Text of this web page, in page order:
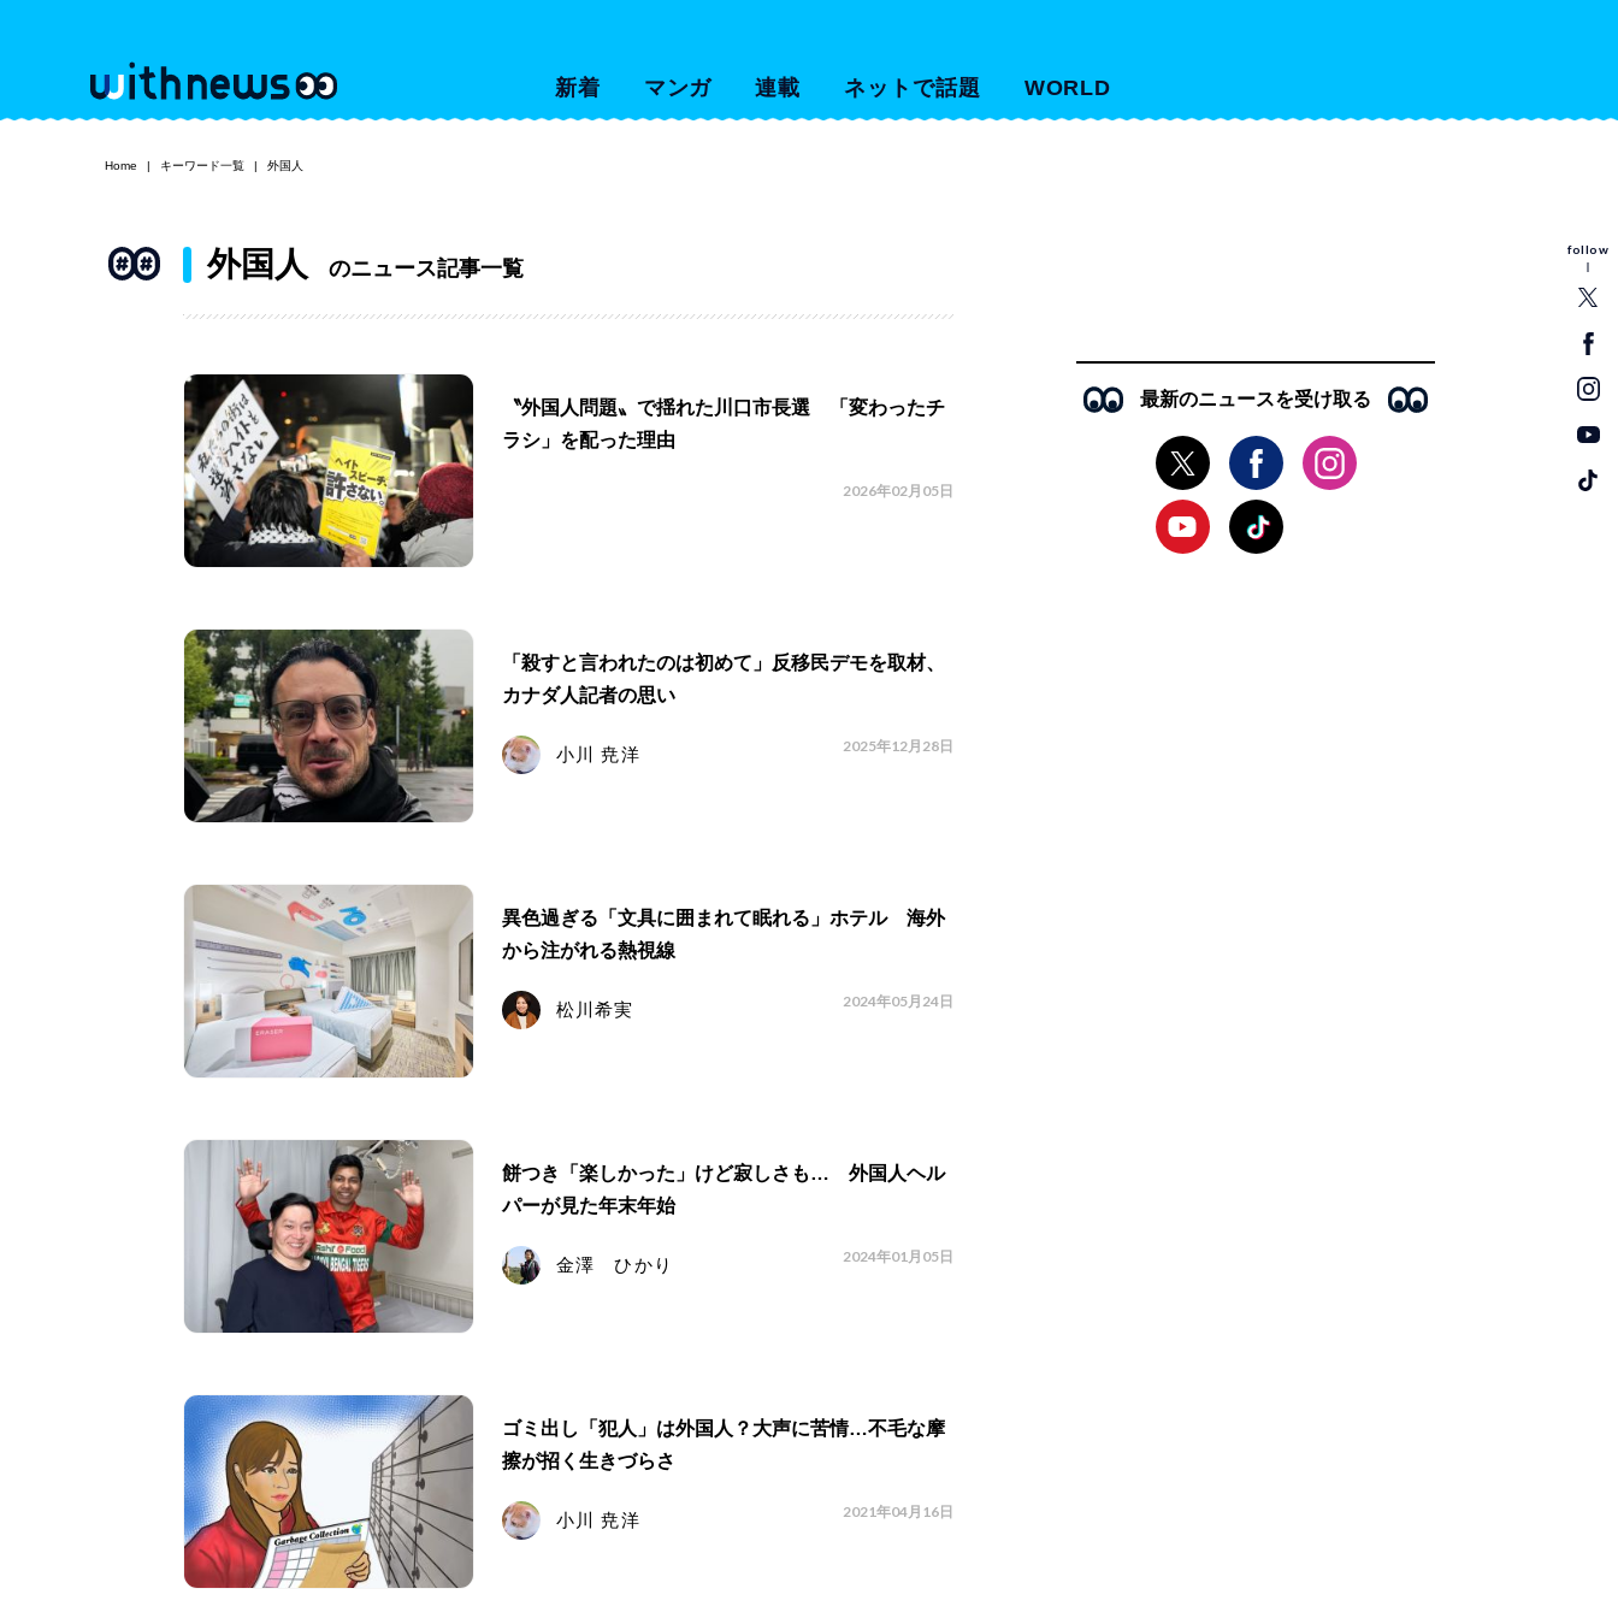
新着 マンガ 連載 ネットで話題 WORLD
follow
Home キーワード一覧 外国人
外国人 のニュース記事一覧
〝外国人問題〟で揺れた川口市長選 「変わったチ
ラシ」を配った理由
2026年02月05日
「殺すと言われたのは初めて」反移民デモを取材、
カナダ人記者の思い
小川 尭洋 2025年12月28日
異色過ぎる「文具に囲まれて眠れる」ホテル 海外
から注がれる熱視線
松川希実 2024年05月24日
餅つき「楽しかった」けど寂しさも… 外国人ヘル
パーが見た年末年始
金澤 ひかり 2024年01月05日
ゴミ出し「犯人」は外国人？大声に苦情…不毛な摩
擦が招く生きづらさ
小川 尭洋 2021年04月16日
最新のニュースを受け取る